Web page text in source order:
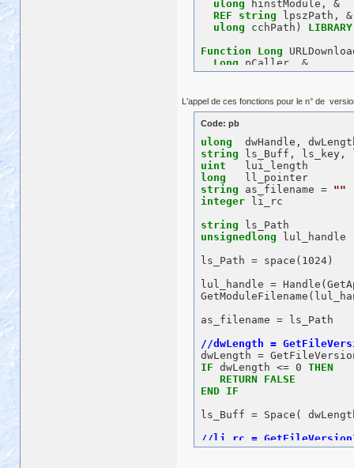
ulong hinstModule, &
REF
string lpszPath, &
ulong cchPath) LIBRARY
Function
Long
Long pCaller, &
String szURL, &
Long dwReserved, &
Long lpfnCB ) LIBRARY
ALIAS
FUNCTION long
REF
LIBRARY
ALIAS
FOR
Function
Boolean
ref
String
name, &
ref
uLong len) &
Library
"Kernel32.DLL"
FUNCTION
BOOLEAN
ULONG
FileHandle) &
LIBRARY
"kernel32.dll"
FUNCTION
STRING
REF
LIBRARY
"kernel32.dll"
ALIAS
FOR
FUNCTION
BOOLEAN
REF
LIBRARY
FOR
L'appel de ces fonctions pour le n° de
Code: pb
ulong
string
uint
long
string as_filename = ""
integer li_rc
string
unsignedlong lul_handle
ls_Path = space(1024)
lul_handle =
as_filename = ls_Path
IF dwLength <= 0 THEN
RETURN
FALSE
END IF
ls_Buff = Space(
li_rc =